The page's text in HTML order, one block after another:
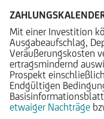
Mit einer Investition
Ausgabeaufschlag,
Veräußerungskosten
ertragsmindernd
Prospekt
Endgültigen
etwaiger Nachträge